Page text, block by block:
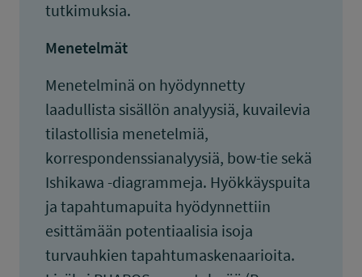
tutkimuksia.
Menetelmät
Menetelminä on hyödynnetty
laadullista sisällön analyysiä, kuvailevia
tilastollisia menetelmiä,
korrespondenssianalyysiä, bow-tie sekä
Ishikawa -diagrammeja. Hyökkäyspuita
ja tapahtumapuita hyödynnettiin
esittämään potentiaalisia isoja
turvauhkien tapahtumaskenaarioita.